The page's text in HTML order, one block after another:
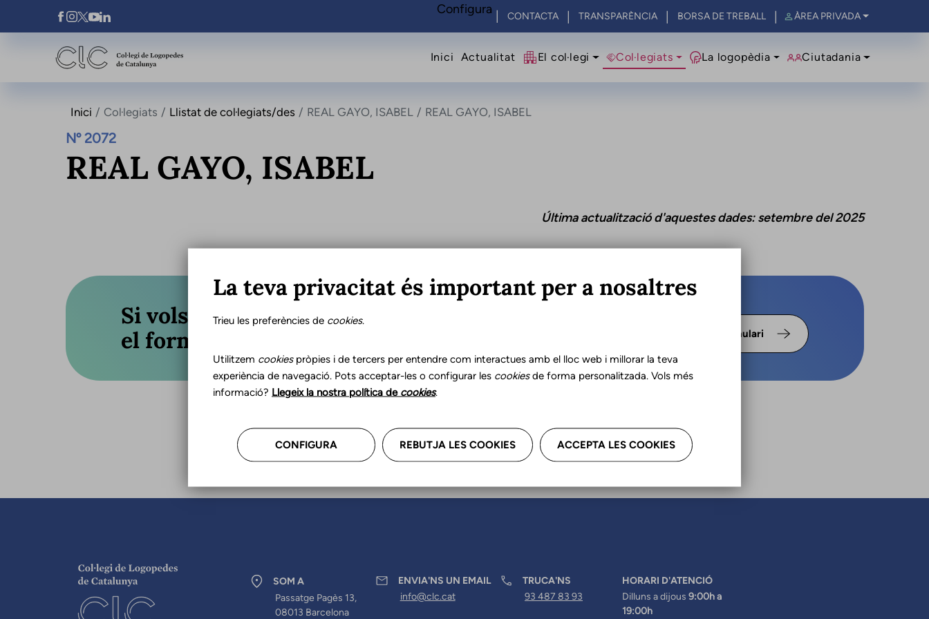
Vés al contingut
Xarxes Socials CONTACTA TRANSPARÈNCIA BORSA DE TREBALL ÀREA PRIVADA
Navegació principal
Inici Actualitat El col·legi Col·legiats La logopèdia Ciutadania
Inici Col·legiats Llistat de col·legiats/des REAL GAYO, ISABEL REAL GAYO, ISABEL
Nº 2072
REAL GAYO, ISABEL
Última actualització d'aquestes dades: setembre del 2025
Si vols actualitzar les teves dades professionals omple
el formulari o truca'ns.
Formulari
SOM A
Passatge Pagès 13,
08013 Barcelona
ENVIA'NS UN EMAIL
info@clc.cat
TRUCA'NS
93 487 83 93
HORARI D'ATENCIÓ
Dilluns a dijous 9:00h a
19:00h
Configura
La teva privacitat és important per a nosaltres
Trieu les preferències de cookies.
Utilitzem cookiespròpies i de tercers per entendre com interactues amb el lloc web i millorar la teva
experiència de navegació. Pots acceptar-les o configurar les cookiesde forma personalitzada. Vols més
informació? Llegeix la nostra política de cookies.
CONFIGURA REBUTJA LES COOKIES ACCEPTA LES COOKIES